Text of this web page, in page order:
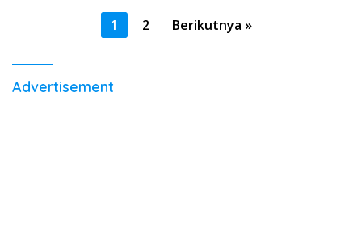
1 2 Berikutnya »
Advertisement